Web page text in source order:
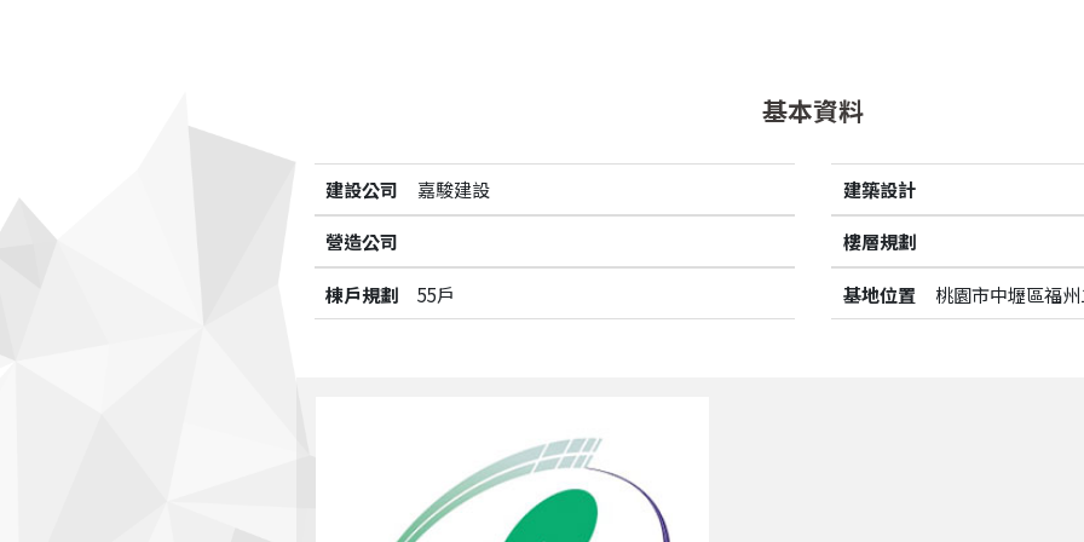
基本資料
建設公司 嘉駿建設
建築設計
營造公司
樓層規劃
棟戶規劃
55戶 基地位置 桃園市中壢區福